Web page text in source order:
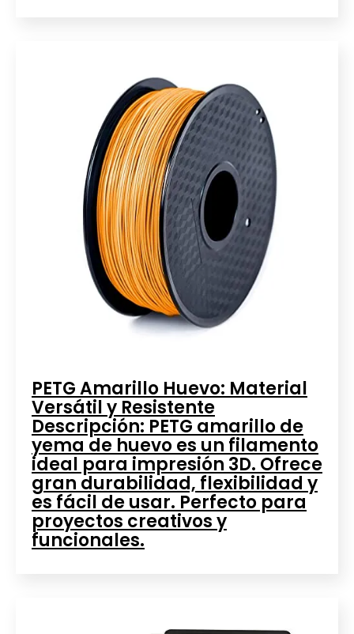
PETG Amarillo Huevo: Material
Versátil y Resistente
Descripción: PETG amarillo de
yema de huevo es un filamento
ideal para impresión 3D. Ofrece
gran durabilidad, flexibilidad y
es fácil de usar. Perfecto para
proyectos creativos y
funcionales.